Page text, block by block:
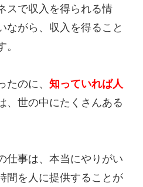
スで収入を得られる情
ながら、収入を得ること
たのに、 知っていれば人
、世の中にたくさんある
仕事は、本当にやりがい
間を人に提供することが